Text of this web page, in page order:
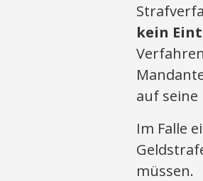
kein
auf
Im Falle
müssen.